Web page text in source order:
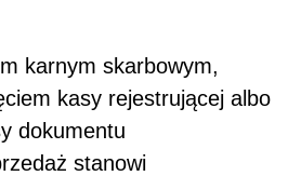
karnym skarbowym,
kasy rejestrującej albo
dokumentu
stanowi